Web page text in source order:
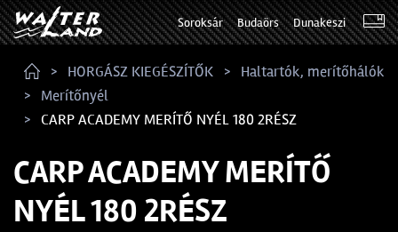
Soroksár Budaörs Dunakeszi
HORGÁSZ KIEGÉSZÍTŐK
Haltartók, merítőhálók
Merítőnyél
CARP ACADEMY MERÍTŐ NYÉL 180 2RÉSZ
CARP ACADEMY MERÍTŐ
NYÉL 180 2RÉSZ